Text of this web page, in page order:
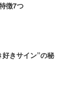
徴7つ
きサイン”の秘